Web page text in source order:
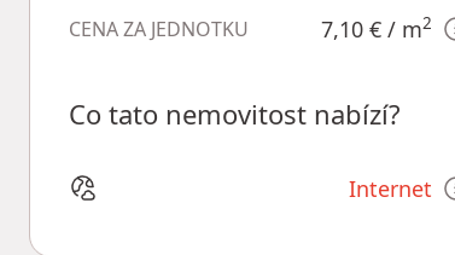
CENA ZA JEDNOTKU 7,10 € / m2
Co tato nemovitost nabízí?
Internet